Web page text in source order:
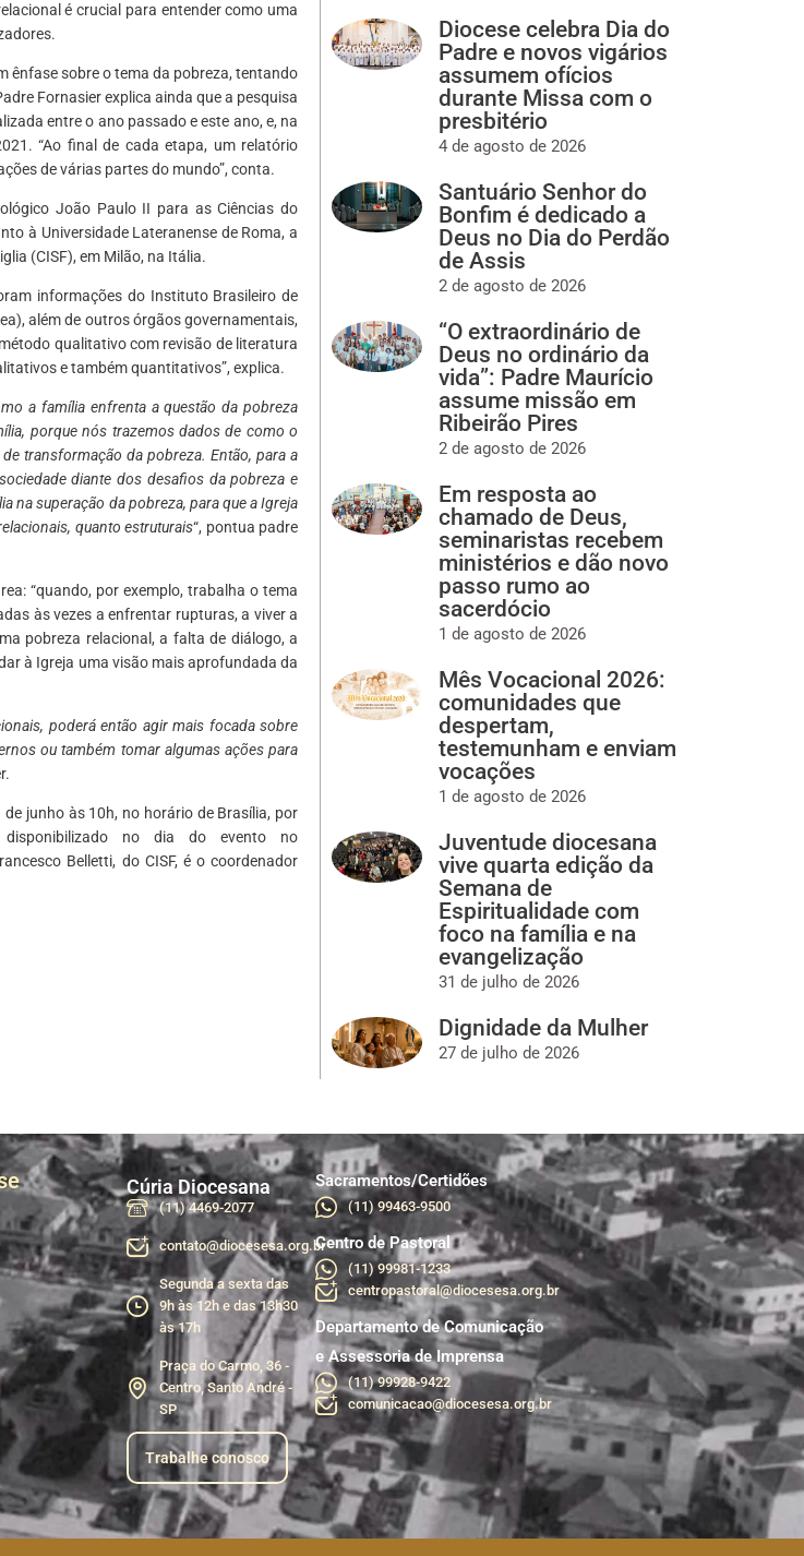
é crucial para entender como uma
ênfase sobre o tema da pobreza, tentando
Fornasier explica ainda que a pesquisa
entre o ano passado e este ano, e, na
“Ao final de cada etapa, um relatório
de várias partes do mundo”, conta.
João Paulo II para as Ciências do
à Universidade Lateranense de Roma, a
(CISF), em Milão, na Itália.
informações do Instituto Brasileiro de
além de outros órgãos governamentais,
qualitativo com revisão de literatura
e também quantitativos”, explica.
a família enfrenta a questão da pobreza
porque nós trazemos dados de como o
transformação da pobreza. Então, para a
diante dos desafios da pobreza e
na superação da pobreza, para que a Igreja
quanto estruturais“, pontua padre
“quando, por exemplo, trabalha o tema
às vezes a enfrentar rupturas, a viver a
pobreza relacional, a falta de diálogo, a
à Igreja uma visão mais aprofundada da
poderá então agir mais focada sobre
ou também tomar algumas ações para
junho às 10h, no horário de Brasília, por
no dia do evento no
Belletti, do CISF, é o coordenador
Diocese celebra Dia do
Padre e novos vigários
assumem ofícios
durante Missa com o
presbitério
4 de agosto de 2026
Santuário Senhor do
Bonfim é dedicado a
Deus no Dia do Perdão
de Assis
2 de agosto de 2026
“O extraordinário de
Deus no ordinário da
vida”: Padre Maurício
assume missão em
Ribeirão Pires
2 de agosto de 2026
Em resposta ao
chamado de Deus,
seminaristas recebem
ministérios e dão novo
passo rumo ao
sacerdócio
1 de agosto de 2026
Mês Vocacional 2026:
comunidades que
despertam,
testemunham e enviam
vocações
1 de agosto de 2026
Juventude diocesana
vive quarta edição da
Semana de
Espiritualidade com
foco na família e na
evangelização
31 de julho de 2026
Dignidade da Mulher
27 de julho de 2026
Cúria Diocesana
(11) 4469-2077
contato@diocesesa.org.br
Segunda a sexta das
9h às 12h e das 13h30
às 17h
Praça do Carmo, 36 -
Centro, Santo André -
SP
Trabalhe conosco
Sacramentos/Certidões
(11) 99463-9500
Centro de Pastoral
(11) 99981-1233
centropastoral@diocesesa.org.br
Departamento de Comunicação
e Assessoria de Imprensa
(11) 99928-9422
comunicacao@diocesesa.org.br